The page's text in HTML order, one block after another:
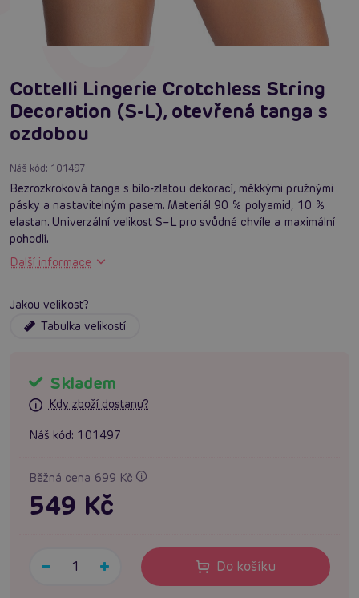
Cottelli Lingerie Crotchless String
Decoration (S-L), otevřená tanga s
ozdobou
Náš kód: 101497
Bezrozkroková tanga s bílo-zlatou dekorací, měkkými pružnými
pásky a nastavitelným pasem. Materiál 90 % polyamid, 10 %
elastan. Univerzální velikost S–L pro svůdné chvíle a maximální
pohodlí.
Další informace
Jakou velikost?
Tabulka velikostí
Skladem
Kdy zboží dostanu?
Náš kód: 101497
Běžná cena 699 Kč
549 Kč
Do košíku